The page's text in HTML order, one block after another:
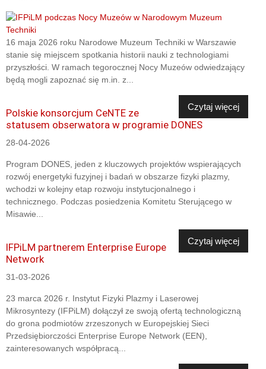
16 maja 2026 roku Narodowe Muzeum Techniki w Warszawie
stanie się miejscem spotkania historii nauki z technologiami
przyszłości. W ramach tegorocznej Nocy Muzeów odwiedzający
będą mogli zapoznać się m.in. z...
Czytaj więcej
Polskie konsorcjum CeNTE ze
statusem obserwatora w programie DONES
28-04-2026
Program DONES, jeden z kluczowych projektów wspierających
rozwój energetyki fuzyjnej i badań w obszarze fizyki plazmy,
wchodzi w kolejny etap rozwoju instytucjonalnego i
technicznego. Podczas posiedzenia Komitetu Sterującego w
Misawie...
Czytaj więcej
IFPiLM partnerem Enterprise Europe
Network
31-03-2026
23 marca 2026 r. Instytut Fizyki Plazmy i Laserowej
Mikrosyntezy (IFPiLM) dołączył ze swoją ofertą technologiczną
do grona podmiotów zrzeszonych w Europejskiej Sieci
Przedsiębiorczości Enterprise Europe Network (EEN),
zainteresowanych współpracą...